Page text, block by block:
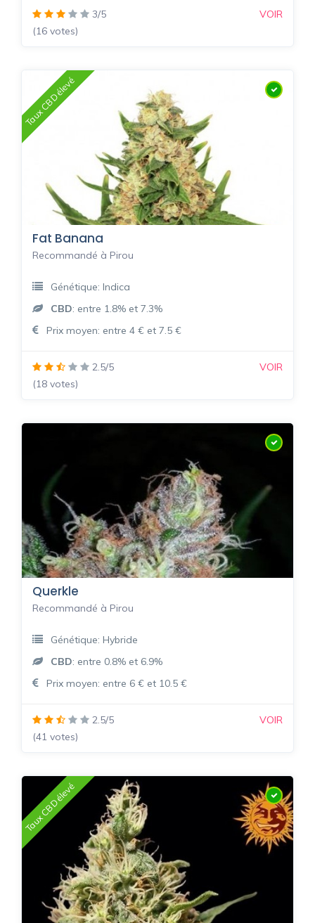
3/5
(16 votes)
VOIR
Taux CBD élevé
Fat Banana
Recommandé à Pirou
Génétique: Indica
CBD: entre 1.8% et 7.3%
Prix moyen: entre 4 € et 7.5 €
2.5/5
(18 votes)
VOIR
Querkle
Recommandé à Pirou
Génétique: Hybride
CBD: entre 0.8% et 6.9%
Prix moyen: entre 6 € et 10.5 €
2.5/5
(41 votes)
VOIR
Taux CBD élevé